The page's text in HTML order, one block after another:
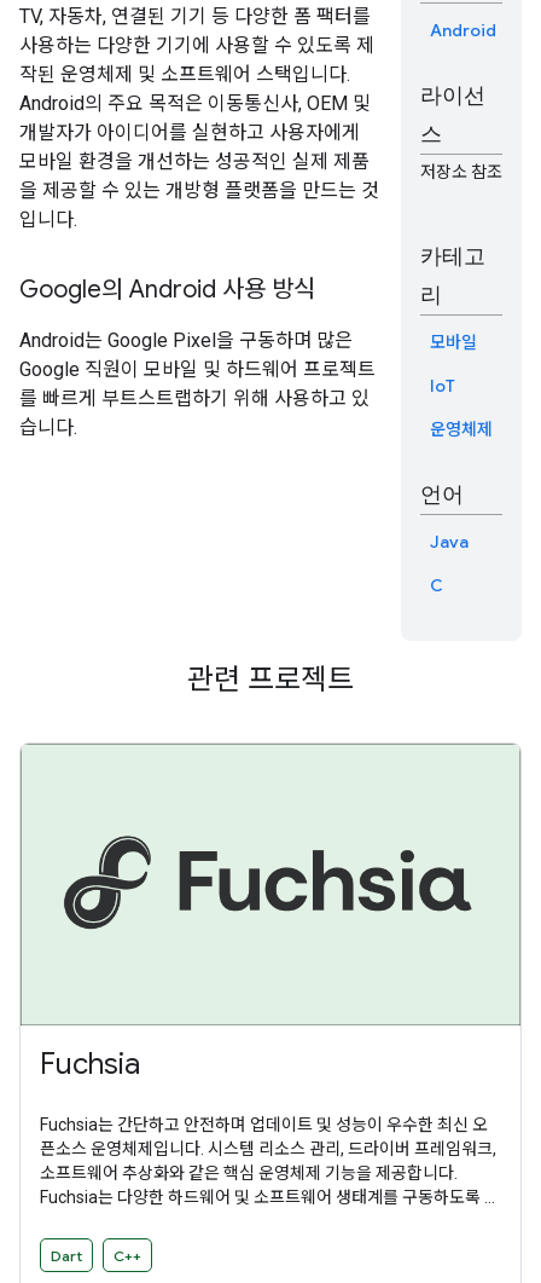
TV, 자동차, 연결된 기기 등 다양한 폼 팩터를
사용하는 다양한 기기에 사용할 수 있도록 제
작된 운영체제 및 소프트웨어 스택입니다.
Android의 주요 목적은 이동통신사, OEM 및
개발자가 아이디어를 실현하고 사용자에게
모바일 환경을 개선하는 성공적인 실제 제품
을 제공할 수 있는 개방형 플랫폼을 만드는 것
입니다.
Google의 Android 사용 방식
Android는 Google Pixel을 구동하며 많은
Google 직원이 모바일 및 하드웨어 프로젝트
를 빠르게 부트스트랩하기 위해 사용하고 있
습니다.
Android
라이선
스
저장소 참조
카테고
리
모바일
IoT
운영체제
언어
Java
C
관련 프로젝트
Fuchsia
Fuchsia는 간단하고 안전하며 업데이트 및 성능이 우수한 최신 오
픈소스 운영체제입니다. 시스템 리소스 관리, 드라이버 프레임워크,
소프트웨어 추상화와 같은 핵심 운영체제 기능을 제공합니다.
Fuchsia는 다양한 하드웨어 및 소프트웨어 생태계를 구동하도록 설
Dart C++